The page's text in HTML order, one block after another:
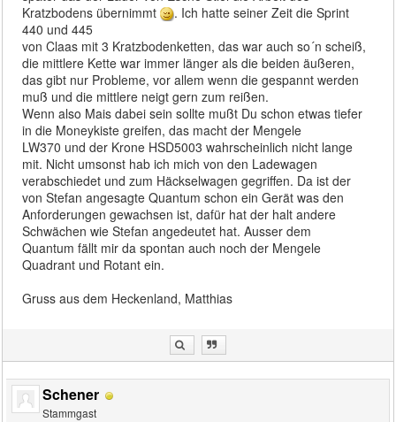
Kratzbodens übernimmt
. Ich hatte seiner Zeit die Sprint
440 und 445
von Claas mit 3 Kratzbodenketten, das war auch so´n scheiß,
die mittlere Kette war immer länger als die beiden äußeren,
das gibt nur Probleme, vor allem wenn die gespannt werden
muß und die mittlere neigt gern zum reißen.
Wenn also Mais dabei sein sollte mußt Du schon etwas tiefer
in die Moneykiste greifen, das macht der Mengele
LW370 und der Krone HSD5003 wahrscheinlich nicht lange
mit. Nicht umsonst hab ich mich von den Ladewagen
verabschiedet und zum Häckselwagen gegriffen. Da ist der
von Stefan angesagte Quantum schon ein Gerät was den
Anforderungen gewachsen ist, dafür hat der halt andere
Schwächen wie Stefan angedeutet hat. Ausser dem
Quantum fällt mir da spontan auch noch der Mengele
Quadrant und Rotant ein.
Gruss aus dem Heckenland, Matthias
Schener
Stammgast